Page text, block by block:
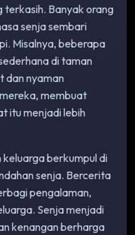
Banyak orang
senja sembari
Misalnya, beberapa
di taman
dan nyaman
membuat
itu menjadi lebih
berkumpul di
senja. Bercerita
pengalaman,
Senja menjadi
kenangan berharga